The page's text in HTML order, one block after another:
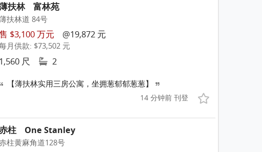
扶林 富林苑
扶林道 84号
$3,100 万元 @19,872 元
月供款: $73,502 元
尺 2
【薄扶林实用三房公寓，坐拥葱郁郁葱葱】
14 分钟前 刊登
柱 One Stanley
柱黄麻角道128号